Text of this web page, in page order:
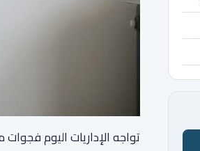
تواجه الإداريات اليوم